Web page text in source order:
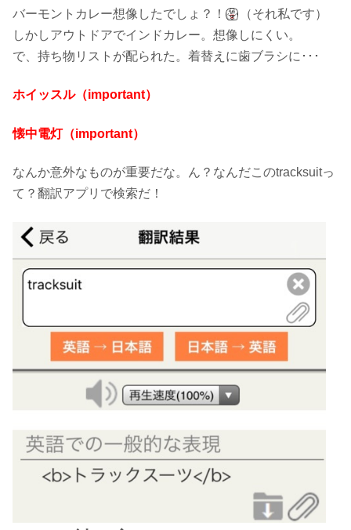
バーモントカレー想像したでしょ？！
（それ私です）
しかしアウトドアでインドカレー。想像しにくい。
で、持ち物リストが配られた。着替えに歯ブラシに･･･
ホイッスル（important）
懐中電灯（important）
なんか意外なものが重要だな。ん？なんだこのtracksuitっ
て？翻訳アプリで検索だ！